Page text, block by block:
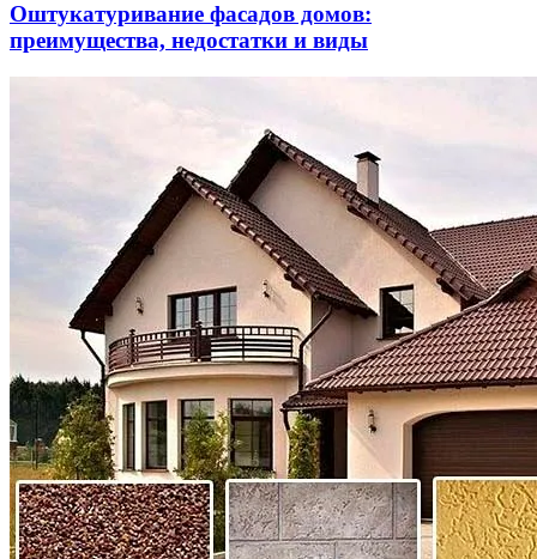
Оштукатуривание фасадов домов:
преимущества, недостатки и виды